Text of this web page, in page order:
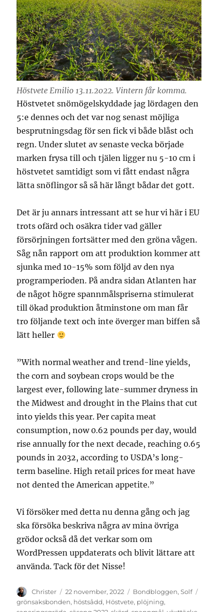
Höstvete Emilio 13.11.2022. Vintern får komma.
Höstvetet snömögelskyddade jag lördagen den
5:e dennes och det var nog senast möjliga
besprutningsdag för sen fick vi både blåst och
regn. Under slutet av senaste vecka började
marken frysa till och tjälen ligger nu 5-10 cm i
höstvetet samtidigt som vi fått endast några
lätta snöflingor så så här långt bådar det gott.
Det är ju annars intressant att se hur vi här i EU
trots ofärd och osäkra tider vad gäller
försörjningen fortsätter med den gröna vågen.
Såg nån rapport om att produktion kommer att
sjunka med 10-15% som följd av den nya
programperioden. På andra sidan Atlanten har
de något högre spannmålspriserna stimulerat
till ökad produktion åtminstone om man får
tro följande text och inte överger man biffen så
lätt heller
”With normal weather and trend-line yields,
the corn and soybean crops would be the
largest ever, following late-summer dryness in
the Midwest and drought in the Plains that cut
into yields this year. Per capita meat
consumption, now 0.62 pounds per day, would
rise annually for the next decade, reaching 0.65
pounds in 2032, according to USDA’s long-
term baseline. High retail prices for meat have
not dented the American appetite.”
Vi försöker med detta nu denna gång och jag
ska försöka beskriva några av mina övriga
grödor också då det verkar som om
WordPressen uppdaterats och blivit lättare att
använda. Tack för det Nisse!
Författare
Christer
Publicerat
den
22 november, 2022 Kategorier
Bondbloggen,Solf
grönsaksbonden, höstsådd, Höstvete, plöjning,